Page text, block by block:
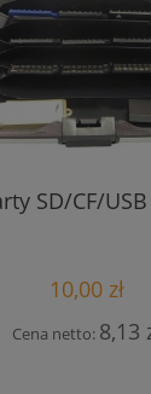
SD/CF/
10,00 zł
Cena netto: 8,13